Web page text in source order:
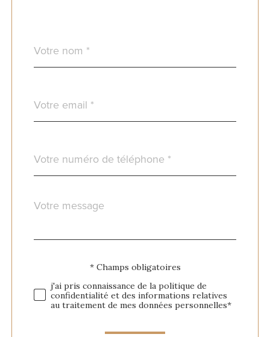
par
*
*
*
Fieldset
défaut
Message
*
Validation* Champs obligatoires
j'ai pris connaissance de la politique de
confidentialité et des informations relatives
au traitement de mes données personnelles*